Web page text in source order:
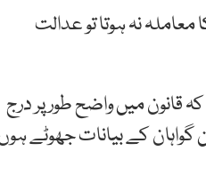
نہ ہوتا تو عدالت
قانون میں واضح طور پر درج
کے بیانات جھوٹے